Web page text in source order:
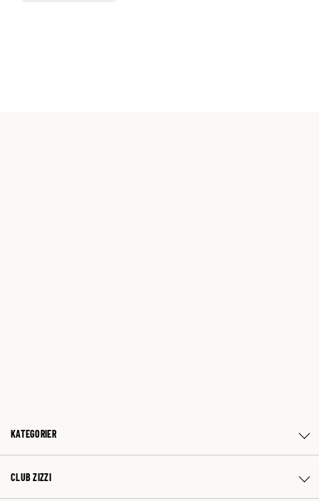
KATEGORIER
CLUB ZIZZI